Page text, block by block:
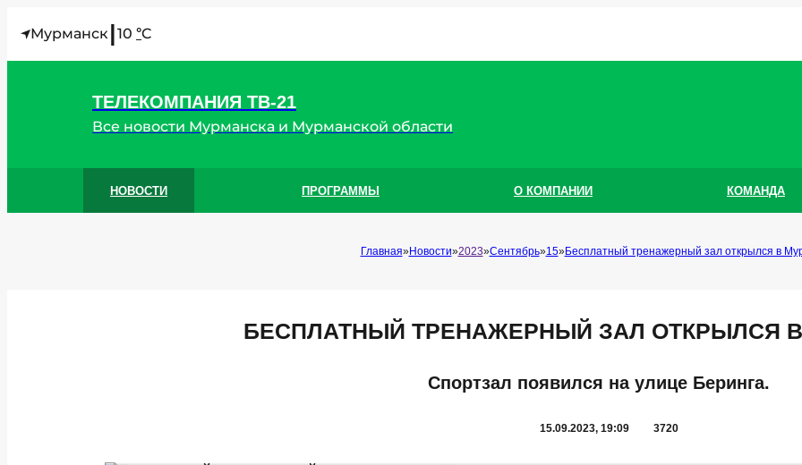
МурманскI10 °C
ТЕЛЕКОМПАНИЯ ТВ-21
Все новости Мурманска и Мурманской области
НОВОСТИ ПРОГРАММЫ О КОМПАНИИ КОМАНДА
Главная Новости 2023 Сентябрь 15 Бесплатный тренажерный зал открылся в
БЕСПЛАТНЫЙ ТРЕНАЖЕРНЫЙ ЗАЛ ОТКРЫЛСЯ
Спортзал появился на улице Беринга.
15.09.2023, 19:09 3720